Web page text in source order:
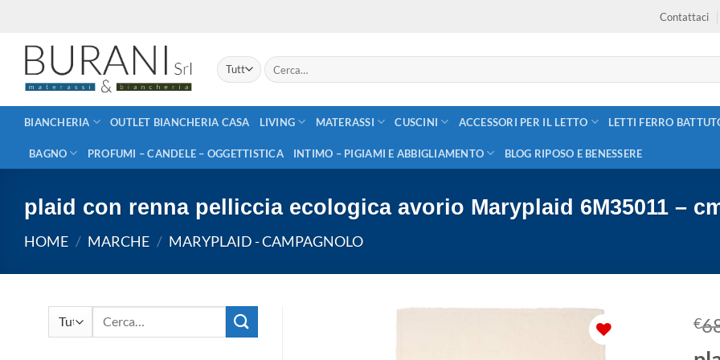
contenuti
Contattaci
Cerca:
BIANCHERIA OUTLET BIANCHERIA CASA LIVING MATERASSI CUSCINI ACCESSORI PER IL LETTO LETTI FERRO
BAGNO PROFUMI – CANDELE – OGGETTISTICA INTIMO – PIGIAMI E ABBIGLIAMENTO BLOG RIPOSO E BENESSERE
plaid con renna pelliccia ecologica avorio Maryplaid 6M35011 –
HOME / MARCHE / MARYPLAID - CAMPAGNOLO
Cerca: €